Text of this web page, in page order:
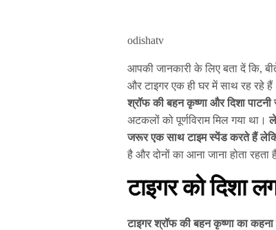
odishatv
आपकी जानकारी के लिए बता दें कि,
और टाइगर एक ही घर में साथ रह रहे
श्रॉफ की बहन कृष्णा और दिशा
अटकलों को पूर्णविराम मिल गया था।
जरूर एक साथ टाइम स्पेंड करते हैं
है और दोनों का आना जाना होता
टाइगर को दिशा
टाइगर श्रॉफ की बहन कृष्णा का